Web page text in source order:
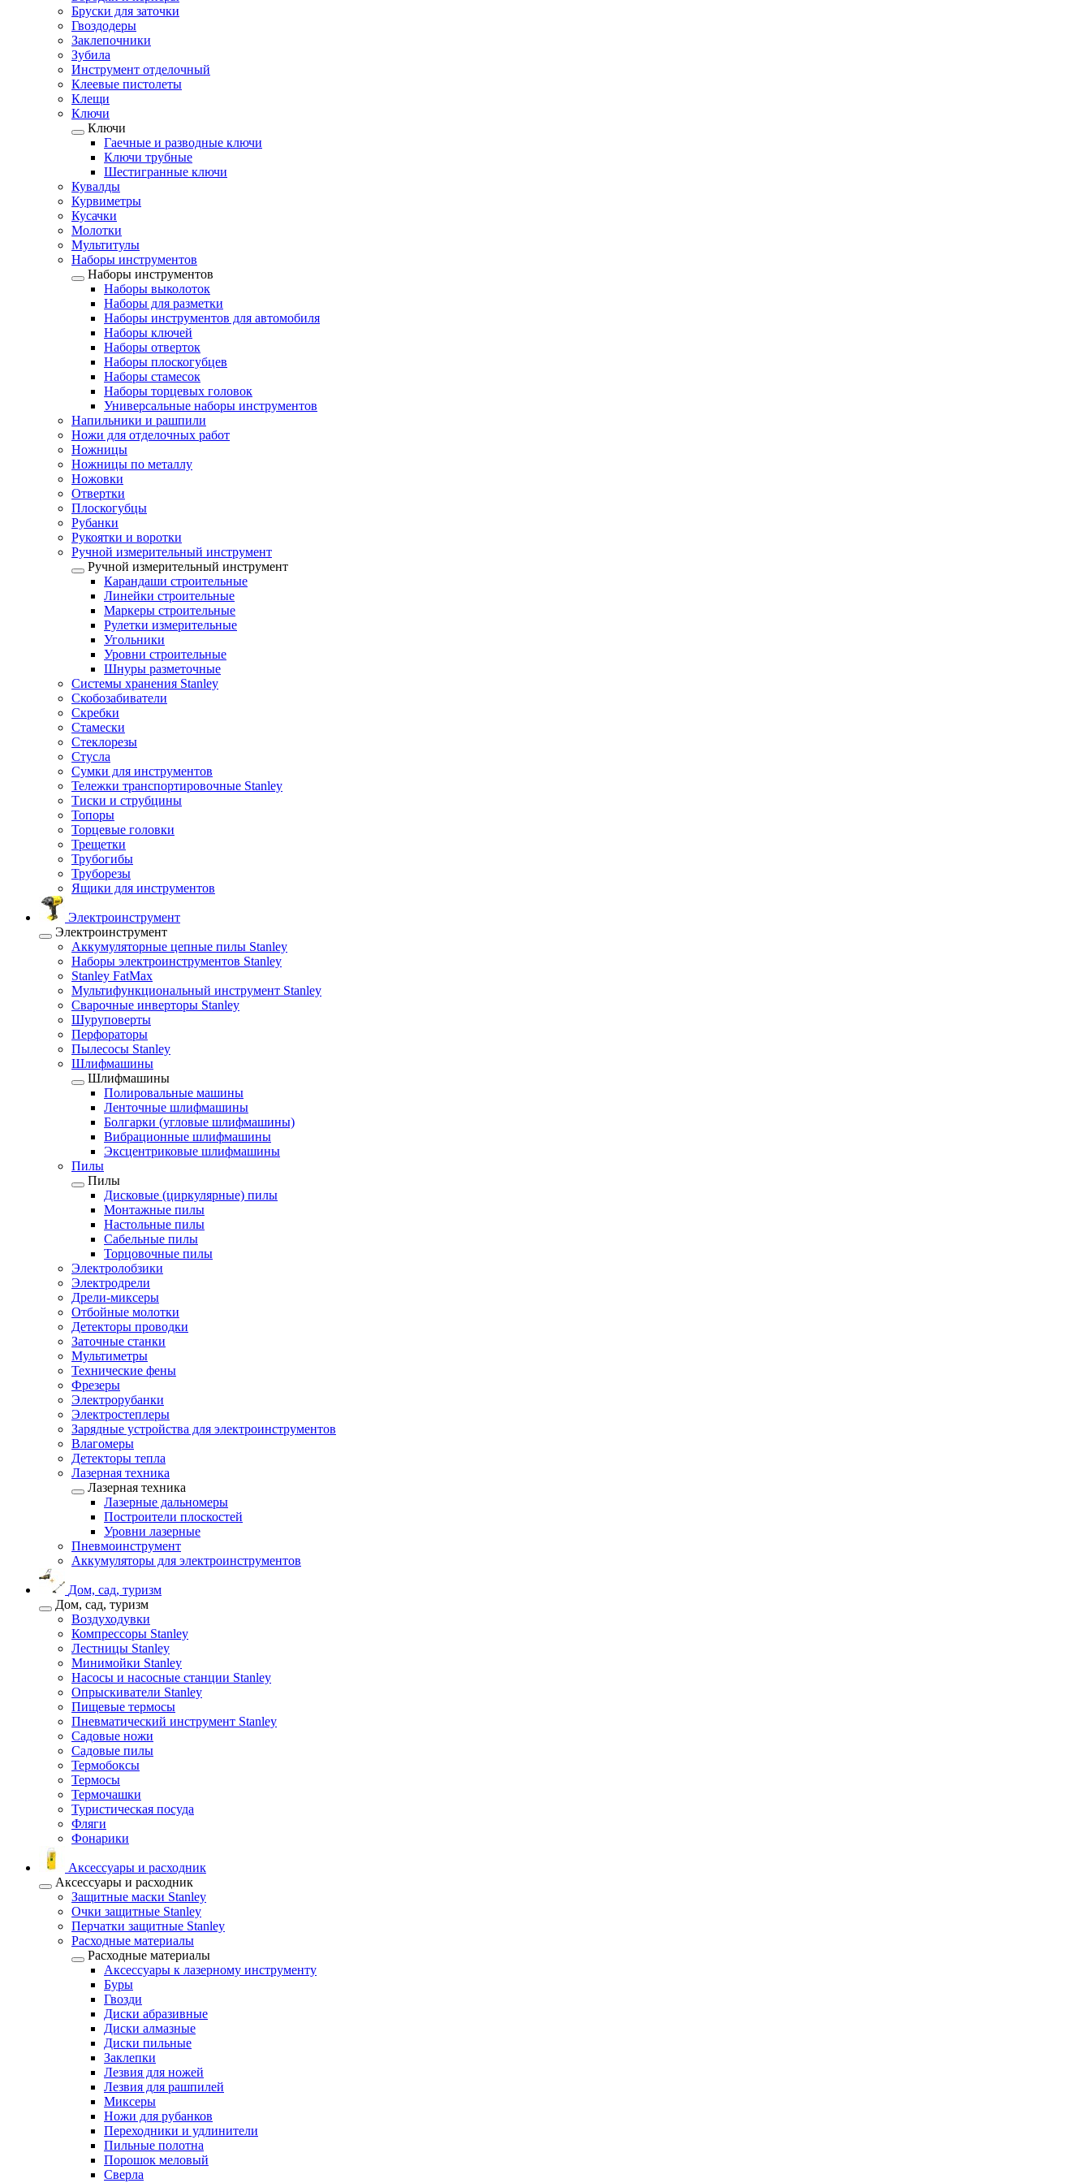
Бруски для заточки
Гвоздодеры
Заклепочники
Зубила
Инструмент отделочный
Клеевые пистолеты
Клещи
Ключи
Ключи
Гаечные и разводные ключи
Ключи трубные
Шестигранные ключи
Кувалды
Курвиметры
Кусачки
Молотки
Мультитулы
Наборы инструментов
Наборы инструментов
Наборы выколоток
Наборы для разметки
Наборы инструментов для автомобиля
Наборы ключей
Наборы отверток
Наборы плоскогубцев
Наборы стамесок
Наборы торцевых головок
Универсальные наборы инструментов
Напильники и рашпили
Ножи для отделочных работ
Ножницы
Ножницы по металлу
Ножовки
Отвертки
Плоскогубцы
Рубанки
Рукоятки и воротки
Ручной измерительный инструмент
Ручной измерительный инструмент
Карандаши строительные
Линейки строительные
Маркеры строительные
Рулетки измерительные
Угольники
Уровни строительные
Шнуры разметочные
Системы хранения Stanley
Скобозабиватели
Скребки
Стамески
Стеклорезы
Стусла
Сумки для инструментов
Тележки транспортировочные Stanley
Тиски и струбцины
Топоры
Торцевые головки
Трещетки
Трубогибы
Труборезы
Ящики для инструментов
Электроинструмент
Электроинструмент
Аккумуляторные цепные пилы Stanley
Наборы электроинструментов Stanley
Stanley FatMax
Мультифункциональный инструмент Stanley
Сварочные инверторы Stanley
Шуруповерты
Перфораторы
Пылесосы Stanley
Шлифмашины
Шлифмашины
Полировальные машины
Ленточные шлифмашины
Болгарки (угловые шлифмашины)
Вибрационные шлифмашины
Эксцентриковые шлифмашины
Пилы
Пилы
Дисковые (циркулярные) пилы
Монтажные пилы
Настольные пилы
Сабельные пилы
Торцовочные пилы
Электролобзики
Электродрели
Дрели-миксеры
Отбойные молотки
Детекторы проводки
Заточные станки
Мультиметры
Технические фены
Фрезеры
Электрорубанки
Электростеплеры
Зарядные устройства для электроинструментов
Влагомеры
Детекторы тепла
Лазерная техника
Лазерная техника
Лазерные дальномеры
Построители плоскостей
Уровни лазерные
Пневмоинструмент
Аккумуляторы для электроинструментов
Дом, сад, туризм
Дом, сад, туризм
Воздуходувки
Компрессоры Stanley
Лестницы Stanley
Минимойки Stanley
Насосы и насосные станции Stanley
Опрыскиватели Stanley
Пищевые термосы
Пневматический инструмент Stanley
Садовые ножи
Садовые пилы
Термобоксы
Термосы
Термочашки
Туристическая посуда
Фляги
Фонарики
Аксессуары и расходник
Аксессуары и расходник
Защитные маски Stanley
Очки защитные Stanley
Перчатки защитные Stanley
Расходные материалы
Расходные материалы
Аксессуары к лазерному инструменту
Буры
Гвозди
Диски абразивные
Диски алмазные
Диски пильные
Заклепки
Лезвия для ножей
Лезвия для рашпилей
Миксеры
Ножи для рубанков
Переходники и удлинители
Пильные полотна
Порошок меловый
Сверла